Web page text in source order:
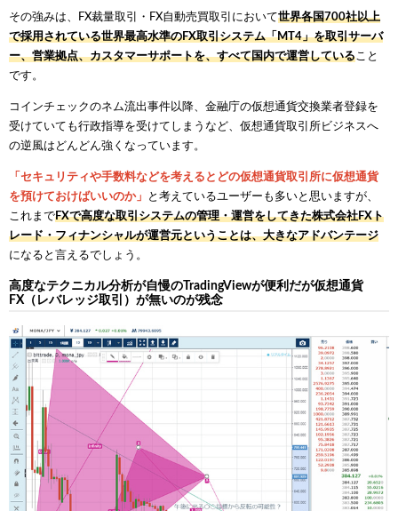
その強みは、FX裁量取引・FX自動売買取引において 世界各国700社以上
で採用されている世界最高水準のFX取引システム「MT4」を取引サーバ
ー、営業拠点、カスタマーサポートを、すべて国内で運営していること
です。
コインチェックのネム流出事件以降、金融庁の仮想通貨交換業者登録を
受けていても行政指導を受けてしまうなど、仮想通貨取引所ビジネスへ
の逆風はどんどん強くなっています。
「セキュリティや手数料などを考えるとどの仮想通貨取引所に仮想通貨
を預けておけばいいのか」
と考えているユーザーも多いと思いますが、
これまでFXで高度な取引システムの管理・運営をしてきた株式会社FXト
レード・フィナンシャルが運営元ということは、大きなアドバンテージ
になると言えるでしょう。
高度なテクニカル分析が自慢のTradingViewが便利だが仮想通貨
FX（レバレッジ取引）が無いのが残念